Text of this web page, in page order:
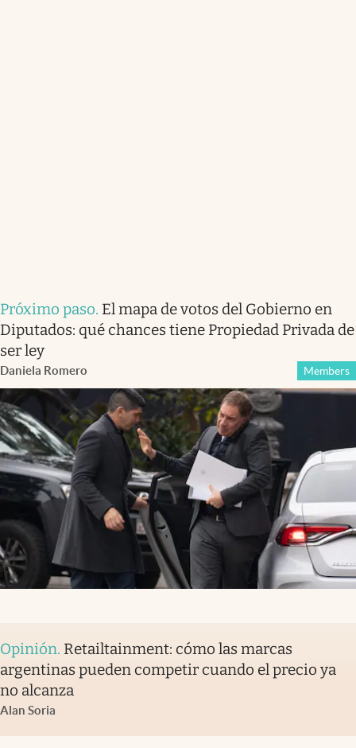
Próximo paso. El mapa de votos del Gobierno en
Diputados: qué chances tiene Propiedad Privada de
ser ley
Daniela Romero Members
Opinión. Retailtainment: cómo las marcas
argentinas pueden competir cuando el precio ya
no alcanza
Alan Soria